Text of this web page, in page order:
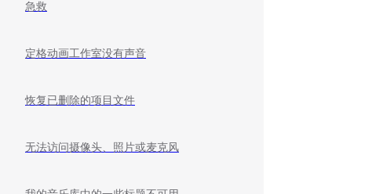
急救
定格动画工作室没有声音
恢复已删除的项目文件
无法访问摄像头、照片或麦克风